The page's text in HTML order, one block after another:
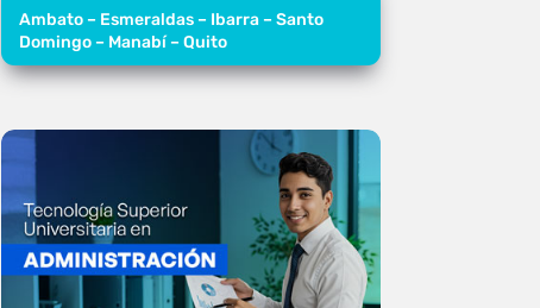
Ambato – Esmeraldas – Ibarra – Santo
Domingo – Manabí – Quito